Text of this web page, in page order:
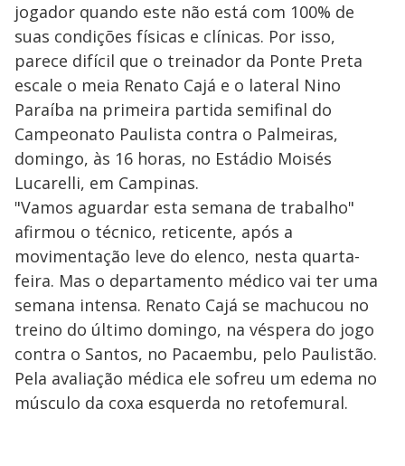
jogador quando este não está com 100% de
suas condições físicas e clínicas. Por isso,
parece difícil que o treinador da Ponte Preta
escale o meia Renato Cajá e o lateral Nino
Paraíba na primeira partida semifinal do
Campeonato Paulista contra o Palmeiras,
domingo, às 16 horas, no Estádio Moisés
Lucarelli, em Campinas.
"Vamos aguardar esta semana de trabalho"
afirmou o técnico, reticente, após a
movimentação leve do elenco, nesta quarta-
feira. Mas o departamento médico vai ter uma
semana intensa. Renato Cajá se machucou no
treino do último domingo, na véspera do jogo
contra o Santos, no Pacaembu, pelo Paulistão.
Pela avaliação médica ele sofreu um edema no
músculo da coxa esquerda no retofemural.